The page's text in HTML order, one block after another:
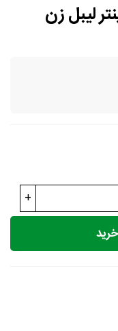
لیبل زن
+